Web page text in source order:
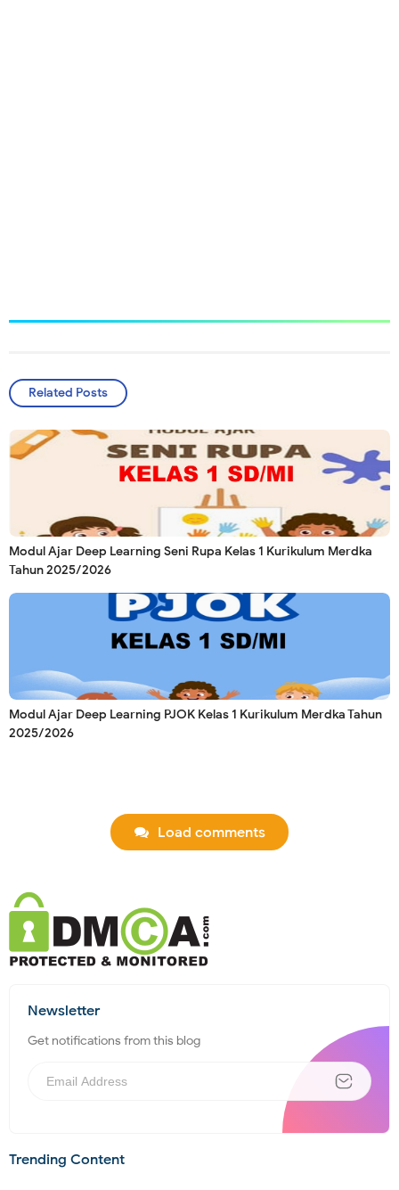
Related Posts
Modul Ajar Deep Learning Seni Rupa Kelas 1 Kurikulum Merdka
Tahun 2025/2026
Modul Ajar Deep Learning PJOK Kelas 1 Kurikulum Merdka Tahun
2025/2026
Load comments
Newsletter
Get notifications from this blog
Trending Content